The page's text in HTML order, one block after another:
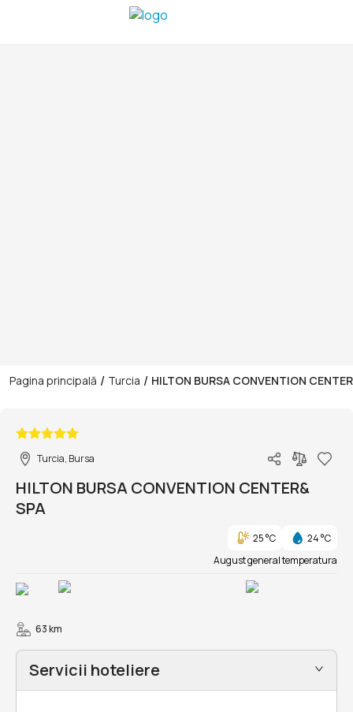
Pagina principală / Turcia / HILTON BURSA CONVENTION
Turcia, Bursa
HILTON BURSA CONVENTION CENTER&
SPA
25 °C
24 °C
August general temperatura
63 km
Servicii hoteliere